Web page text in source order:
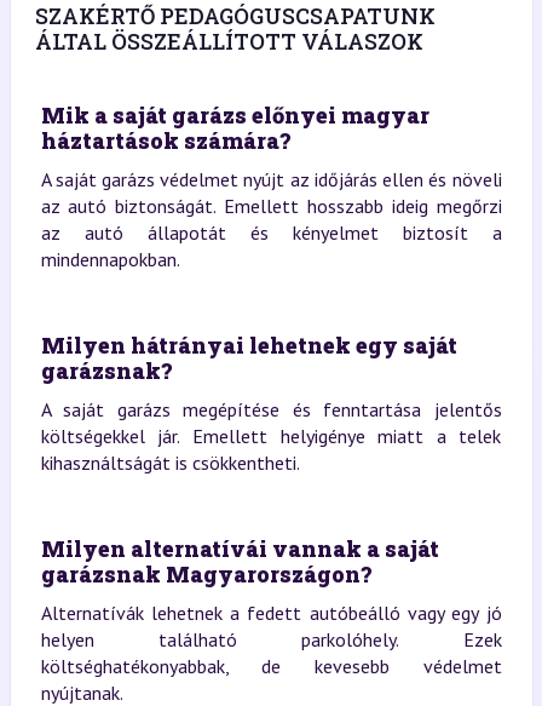
SZAKÉRTŐ PEDAGÓGUSCSAPATUNK
ÁLTAL ÖSSZEÁLLÍTOTT VÁLASZOK
Mik a saját garázs előnyei magyar
háztartások számára?
A saját garázs védelmet nyújt az időjárás ellen és növeli
az autó biztonságát. Emellett hosszabb ideig megőrzi
az autó állapotát és kényelmet biztosít a
mindennapokban.
Milyen hátrányai lehetnek egy saját
garázsnak?
A saját garázs megépítése és fenntartása jelentős
költségekkel jár. Emellett helyigénye miatt a telek
kihasználtságát is csökkentheti.
Milyen alternatívái vannak a saját
garázsnak Magyarországon?
Alternatívák lehetnek a fedett autóbeálló vagy egy jó
helyen található parkolóhely. Ezek
költséghatékonyabbak, de kevesebb védelmet
nyújtanak.